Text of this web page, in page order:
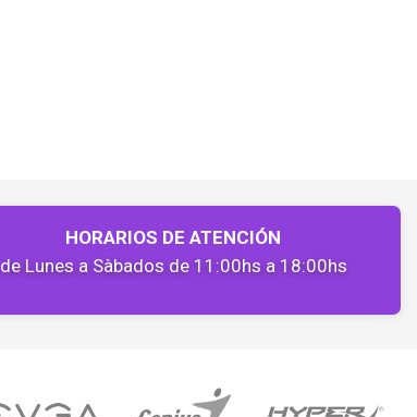
HORARIOS DE ATENCIÓN
de Lunes a Sàbados de 11:00hs a 18:00hs